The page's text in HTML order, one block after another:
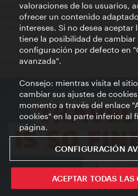
Aviso legal
Política de privacidad de datos
Terms of Use
Accesibilidad
Contacto para la prensa
Ajustes de cookie
valoraciones de los usuarios,
ofrecer un contenido
intereses. Si no desea aceptar
tiene la posibilidad de cambiar
configuración por defecto en
avanzada".
Consejo: mientras visita el
cambiar sus ajustes de
momento a través del enlace
cookies" en la parte inferior al
página.
CONFIGURACIÓN
ACEPTAR TODAS